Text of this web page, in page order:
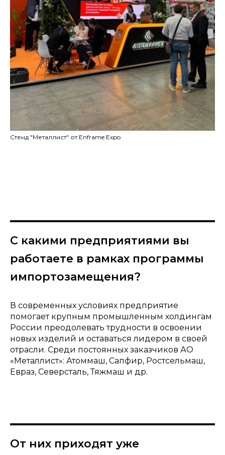
Стенд "Металлист" от Enframe Expo
С какими предприятиями вы
работаете в рамках программы
импортозамещения?
В современных условиях предприятие
помогает крупным промышленным холдингам
России преодолевать трудности в освоении
новых изделий и оставаться лидером в своей
отрасли. Среди постоянных заказчиков АО
«Металлист»: Атоммаш, Сапфир, Ростсельмаш,
Евраз, Северсталь, Тяжмаш и др.
От них приходят уже